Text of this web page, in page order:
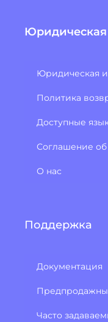
Юридическая
Политика
Доступные
Соглашение
О нас
Поддержка
Документация
Часто